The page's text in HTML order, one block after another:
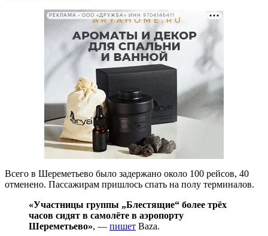
РЕКЛАМА • ООО «ДРУЖБА» ИНН 9704146411
Всего в Шереметьево было задержано около 100 рейсов, 40
отменено. Пассажирам пришлось спать на полу терминалов.
«Участницы группы „Блестящие“ более трёх
часов сидят в самолёте в аэропорту
Шереметьево», — пишет Baza.